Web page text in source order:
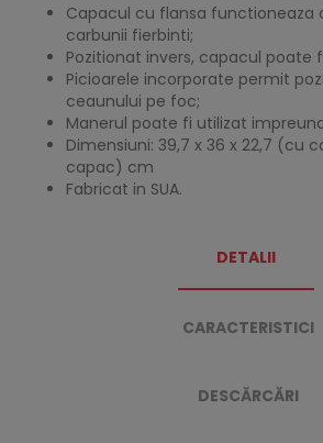
Capacul cu flansa functioneaza
carbunii fierbinti;
Pozitionat invers, capacul poate
Picioarele incorporate permit
ceaunului pe foc;
Manerul poate fi utilizat
Dimensiuni: 39,7 x 36 x 22,7 (cu
capac) cm
Fabricat in SUA.
DETALII
CARACTERISTICI
DESCĂRCĂRI